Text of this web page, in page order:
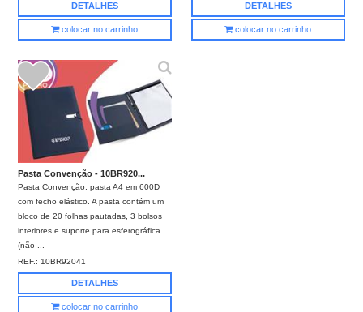
DETALHES
colocar no carrinho
DETALHES
colocar no carrinho
Pasta Convenção - 10BR920...
Pasta Convenção, pasta A4 em 600D
com fecho elástico. A pasta contém um
bloco de 20 folhas pautadas, 3 bolsos
interiores e suporte para esferográfica
(não ...
REF.: 10BR92041
DETALHES
colocar no carrinho